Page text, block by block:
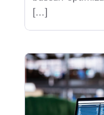
[...]